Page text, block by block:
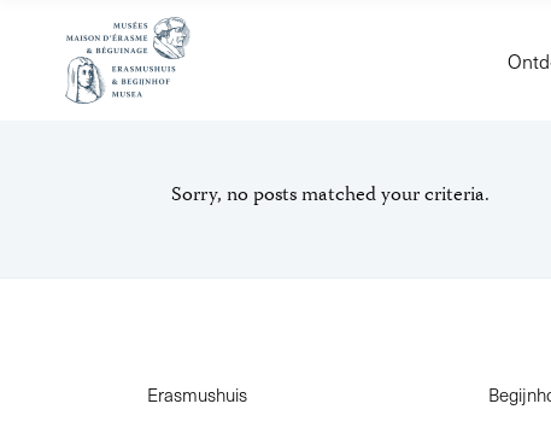
Sorry, no posts matched your criteria.
Erasmushuis